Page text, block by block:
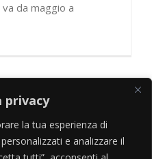
privacy
la tua esperienza di
e analizzare il
da maggio a
| Travel Blogger | Influencer